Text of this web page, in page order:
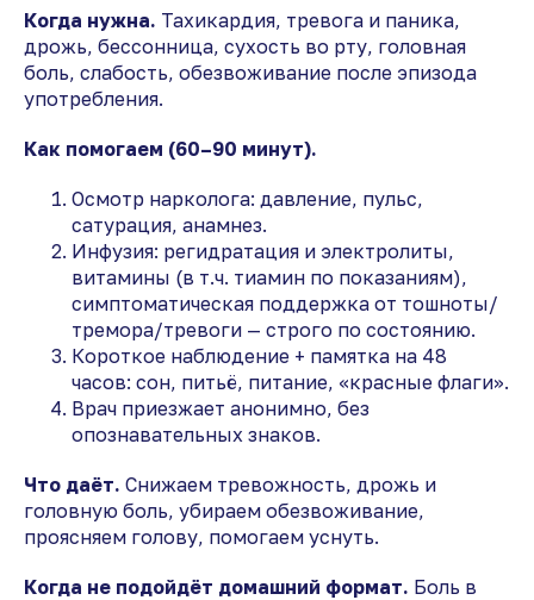
Когда нужна. Тахикардия, тревога и паника,
дрожь, бессонница, сухость во рту, головная
боль, слабость, обезвоживание после эпизода
употребления.
Как помогаем (60–90 минут).
Осмотр нарколога: давление, пульс,
сатурация, анамнез.
Инфузия: регидратация и электролиты,
витамины (в т.ч. тиамин по показаниям),
симптоматическая поддержка от тошноты/
тремора/тревоги — строго по состоянию.
Короткое наблюдение + памятка на 48
часов: сон, питьё, питание, «красные флаги».
Врач приезжает анонимно, без
опознавательных знаков.
Что даёт. Снижаем тревожность, дрожь и
головную боль, убираем обезвоживание,
проясняем голову, помогаем уснуть.
Когда не подойдёт домашний формат. Боль в